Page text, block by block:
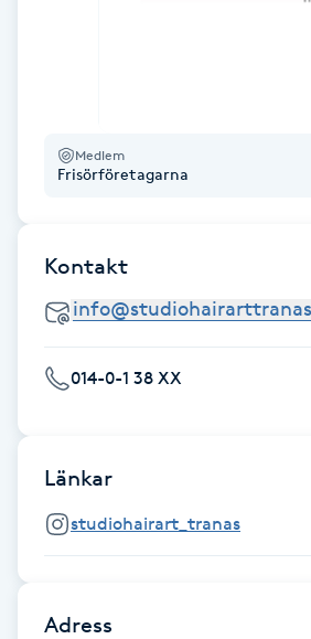
Hot yoga
Huduppstramning
Hudvård
Hyaluronsyra
Hyperhidros
Medlem
Frisörföretagarna
Kontakt
014-0-1 38 XX
Länkar
studiohairart_tranas
Adress